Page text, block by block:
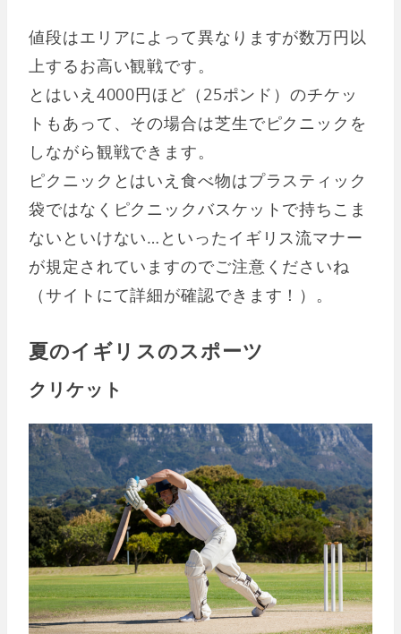
値段はエリアによって異なりますが数万円以
上するお高い観戦です。
とはいえ4000円ほど（25ポンド）のチケッ
トもあって、その場合は芝生でピクニックを
しながら観戦できます。
ピクニックとはいえ食べ物はプラスティック
袋ではなくピクニックバスケットで持ちこま
ないといけない…といったイギリス流マナー
が規定されていますのでご注意くださいね
（サイトにて詳細が確認できます！）。
夏のイギリスのスポーツ
クリケット